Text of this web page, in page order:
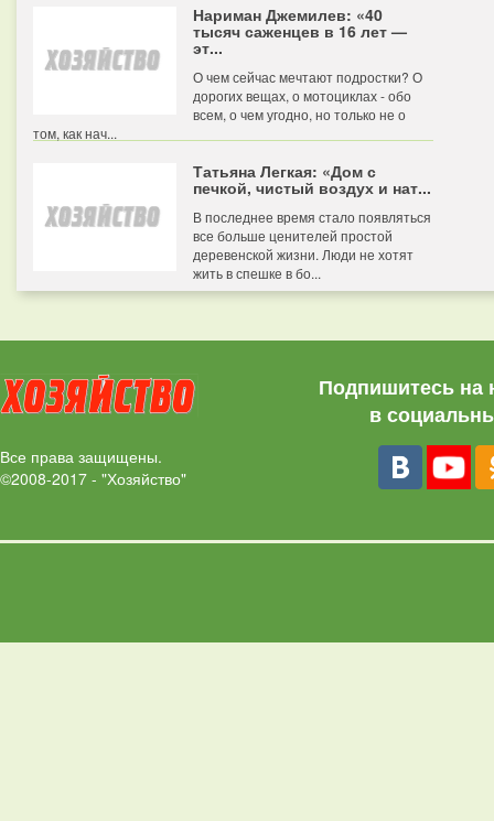
Нариман Джемилев: «40
тысяч саженцев в 16 лет —
эт...
О чем сейчас мечтают подростки? О
дорогих вещах, о мотоциклах - обо
всем, о чем угодно, но только не о
том, как нач...
Татьяна Легкая: «Дом с
печкой, чистый воздух и нат...
В последнее время стало появляться
все больше ценителей простой
деревенской жизни. Люди не хотят
жить в спешке в бо...
Все права защищены.
©2008-2017 - "Хозяйство"
Подпишитесь на
в